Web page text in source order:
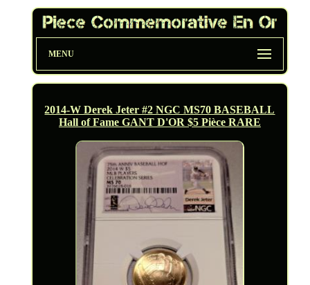
MENU
2014-W Derek Jeter #2 NGC MS70 BASEBALL
Hall of Fame GANT D'OR $5 Pièce RARE